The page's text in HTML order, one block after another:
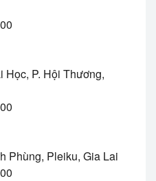
Học, P. Hội Thương,
Phùng, Pleiku, Gia Lai